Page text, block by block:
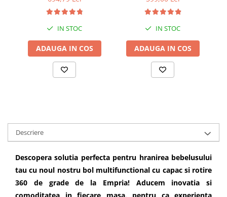
IN STOC
ADAUGA IN COS
IN STOC
ADAUGA IN COS
Descriere
Descopera solutia perfecta pentru hranirea bebelusului
tau cu noul nostru bol multifunctional cu capac si rotire
360 de grade de la Empria! Aducem inovatia si